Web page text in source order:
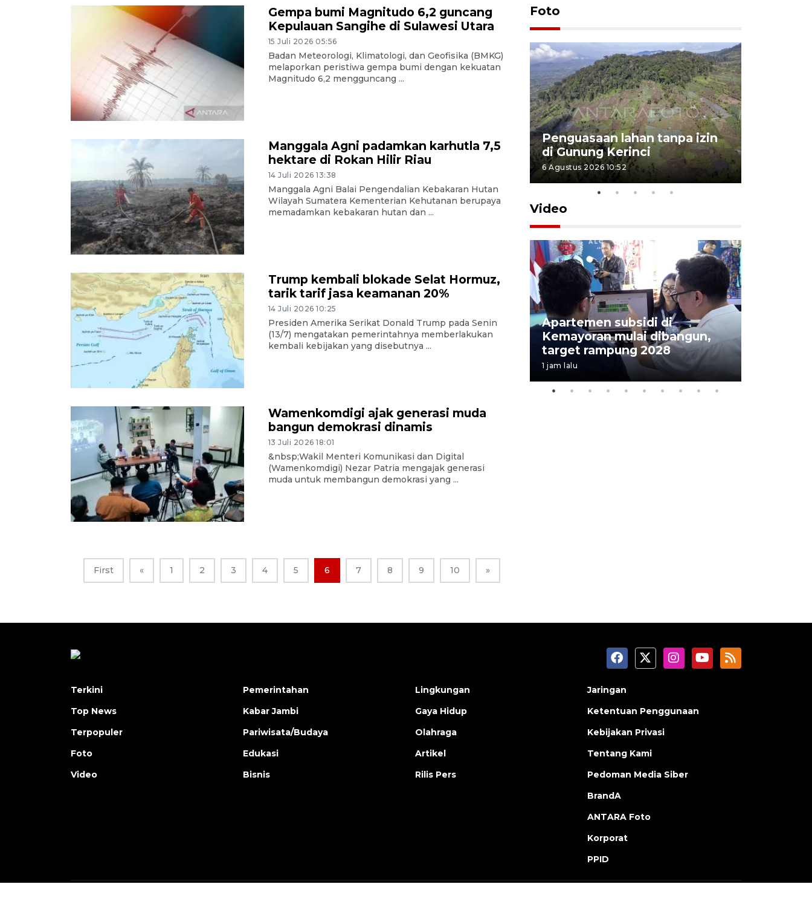
Gempa bumi Magnitudo 6,2 guncang
Kepulauan Sangihe di Sulawesi Utara
15 Juli 2026 05:56
Badan Meteorologi, Klimatologi, dan Geofisika (BMKG)
melaporkan peristiwa gempa bumi dengan kekuatan
Magnitudo 6,2 mengguncang ...
Manggala Agni padamkan karhutla 7,5
hektare di Rokan Hilir Riau
14 Juli 2026 13:38
Manggala Agni Balai Pengendalian Kebakaran Hutan
Wilayah Sumatera Kementerian Kehutanan berupaya
memadamkan kebakaran hutan dan ...
Trump kembali blokade Selat Hormuz,
tarik tarif jasa keamanan 20%
14 Juli 2026 10:25
Presiden Amerika Serikat Donald Trump pada Senin
(13/7) mengatakan pemerintahnya memberlakukan
kembali kebijakan yang disebutnya ...
Wamenkomdigi ajak generasi muda
bangun demokrasi dinamis
13 Juli 2026 18:01
&nbsp;Wakil Menteri Komunikasi dan Digital
(Wamenkomdigi) Nezar Patria mengajak generasi
muda untuk membangun demokrasi yang ...
First « 1 2 3 4 5 6 7 8 9 10 »
Foto
Penyusutan debit air Sungai
Batang Tembesi di Jambi
Penguasaan lahan tanpa izin
di Gunung Kerinci
6 Agustus 2026 10:52
Video
Jelang penutupan, GIIAS 2026
dipenuhi pencinta otomotif
Indonesia
Apartemen subsidi di
Kemayoran mulai dibangun,
target rampung 2028
1 jam lalu
Terkini
Top News
Terpopuler
Foto
Video
Pemerintahan
Kabar Jambi
Pariwisata/Budaya
Edukasi
Bisnis
Lingkungan
Gaya Hidup
Olahraga
Artikel
Rilis Pers
Jaringan
Ketentuan Penggunaan
Kebijakan Privasi
Tentang Kami
Pedoman Media Siber
BrandA
ANTARA Foto
Korporat
PPID